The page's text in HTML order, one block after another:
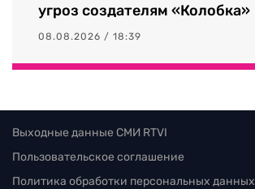
угроз создателям «Колобка»
08.08.2026 / 18:39
Выходные данные СМИ RTVI
Пользовательское соглашение
Политика обработки персональных данных